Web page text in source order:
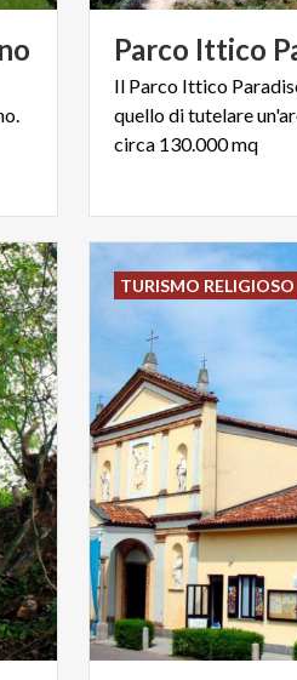
Parco Ittico
Il Parco Ittico
quello di tutelare
circa 130.000 mq
TURISMO RELIGIOSO